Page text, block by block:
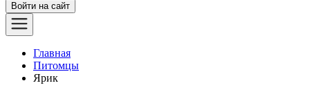
Войти на сайт
Главная
Питомцы
Ярик